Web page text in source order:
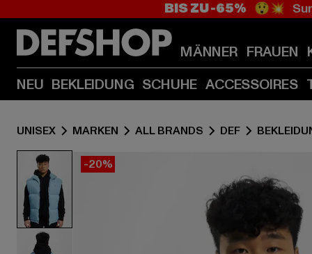
BIS ZU -65% 😲💥
MÄNNER FRAUEN
NEU BEKLEIDUNG SCHUHE ACCESSOIRES
UNISEX MARKEN ALL BRANDS DEF
-20%